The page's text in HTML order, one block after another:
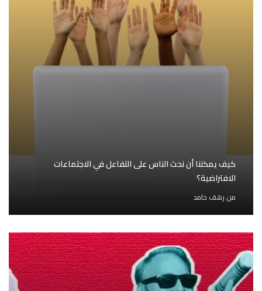
كيف يمكننا أن نحث الناس على التفاعل في الاجتماعات
الافتراضية؟
من رهف حامد